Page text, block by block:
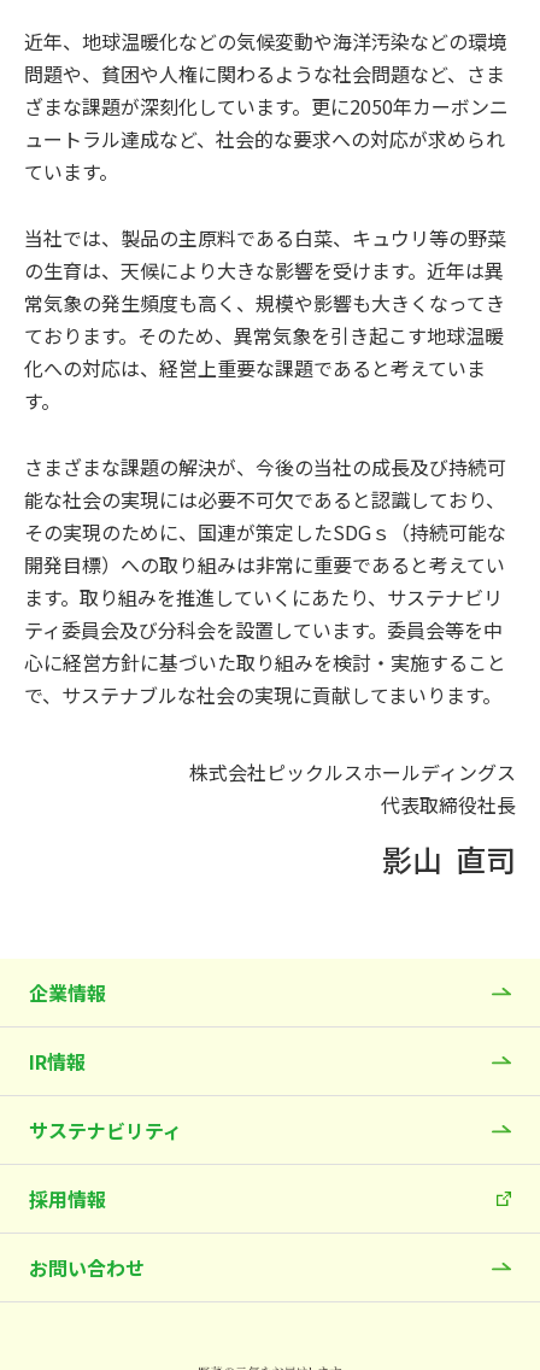
近年、地球温暖化などの気候変動や海洋汚染などの環境
問題や、貧困や人権に関わるような社会問題など、さま
ざまな課題が深刻化しています。更に2050年カーボンニ
ュートラル達成など、社会的な要求への対応が求められ
ています。
当社では、製品の主原料である白菜、キュウリ等の野菜
の生育は、天候により大きな影響を受けます。近年は異
常気象の発生頻度も高く、規模や影響も大きくなってき
ております。そのため、異常気象を引き起こす地球温暖
化への対応は、経営上重要な課題であると考えていま
す。
さまざまな課題の解決が、今後の当社の成長及び持続可
能な社会の実現には必要不可欠であると認識しており、
その実現のために、国連が策定したSDGｓ（持続可能な
開発目標）への取り組みは非常に重要であると考えてい
ます。取り組みを推進していくにあたり、サステナビリ
ティ委員会及び分科会を設置しています。委員会等を中
心に経営方針に基づいた取り組みを検討・実施すること
で、サステナブルな社会の実現に貢献してまいります。
株式会社ピックルスホールディングス
代表取締役社長
影山 直司
企業情報
IR情報
サステナビリティ
採用情報
お問い合わせ